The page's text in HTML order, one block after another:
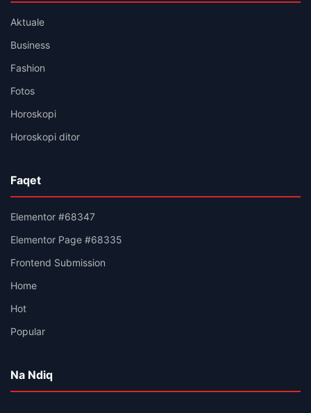
Aktuale
Business
Fashion
Fotos
Horoskopi
Horoskopi ditor
Faqet
Elementor #68347
Elementor Page #68335
Frontend Submission
Home
Hot
Popular
Na Ndiq